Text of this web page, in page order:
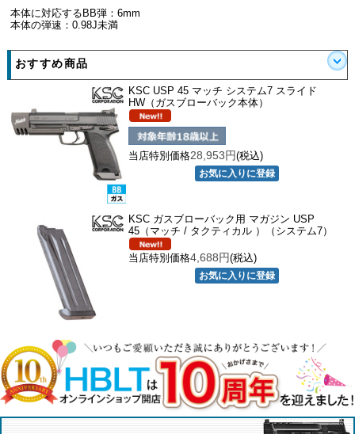
本体に対応するBB弾：6mm
本体の弾速：0.98J未満
おすすめ商品
KSC USP 45 マッチ システム7 スライド
HW（ガスブローバック本体）
当店特別価格28,953円(税込)
KSC ガスブローバック用 マガジン USP
45（マッチ / タクティカル ）（システム7）
当店特別価格4,688円(税込)